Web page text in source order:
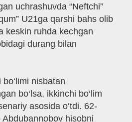
uchrashuvda “Neftchi”
U21ga qarshi bahs olib
keskin ruhda kechgan
durang bilan
nisbatan
bo‘lsa, ikkinchi bo‘lim
asosida o‘tdi. 62-
hisobni